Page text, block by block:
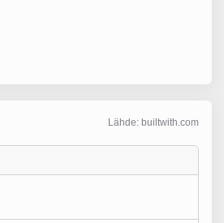
Lähde: builtwith.com